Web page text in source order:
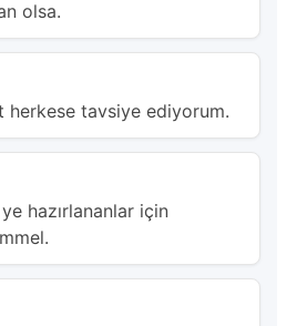
olsa.
tavsiye ediyorum.
hazırlananlar için